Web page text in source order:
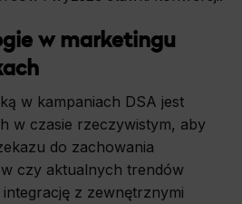
w marketingu
w kampaniach DSA jest
w czasie rzeczywistym, aby
do zachowania
czy aktualnych trendów
z zewnętrznymi